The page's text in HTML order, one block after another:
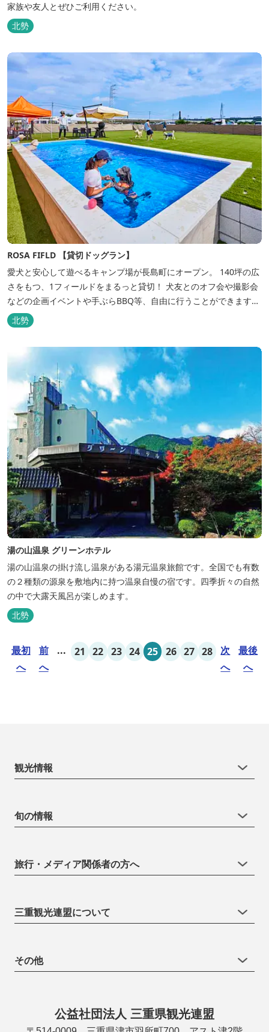
家族や友人とぜひご利用ください。
北勢
ROSA FIFLD 【貸切ドッグラン】
愛犬と安心して遊べるキャンプ場が長島町にオープン。 140坪の広
さをもつ、1フィールドをまるっと貸切！ 犬友とのオフ会や撮影会
などの企画イベントや手ぶらBBQ等、自由に行うことができます。
フードメニューも豊富で手ぶらでBBQを予算に合わせてお選びいた
だき、楽しんでいただくことがてぎます。 ドックランは全面人工芝
で水はけもよく、ワンちゃんの汚れを気にすることなく自由に遊
べ、エリア...
北勢
湯の山温泉 グリーンホテル
湯の山温泉の掛け流し温泉がある湯元温泉旅館です。全国でも有数
の２種類の源泉を敷地内に持つ温泉自慢の宿です。四季折々の自然
の中で大露天風呂が楽しめます。
北勢
最初
へ
前
へ
... 21 22 23 24 25 26 27 28
次
へ
最後
へ
観光情報
旬の情報
旅行・メディア関係者の方へ
三重観光連盟について
その他
公益社団法人 三重県観光連盟